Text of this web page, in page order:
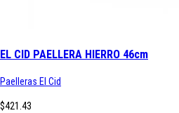
EL CID PAELLERA HIERRO 46cm
Paelleras El Cid
$421.43